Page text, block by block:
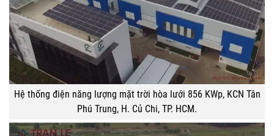
Hệ thống điện năng lượng mặt trời hòa lưới 856 KWp, KCN Tân
Phú Trung, H. Củ Chi, TP. HCM.